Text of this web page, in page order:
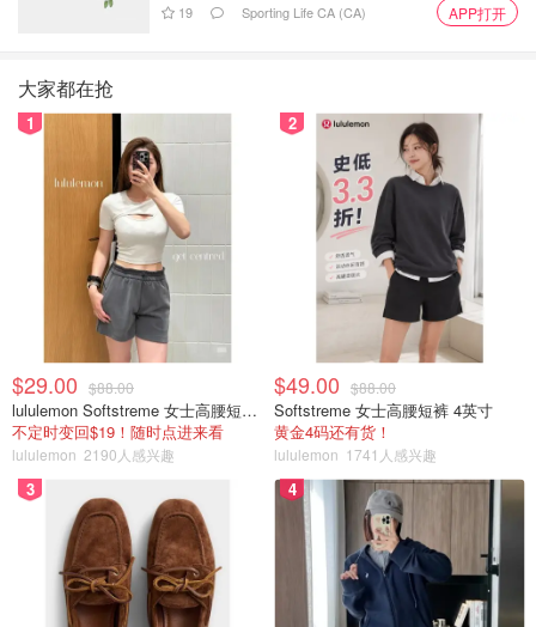
19 Sporting Life CA (CA) APP打开
大家都在抢
1
$29.00 $88.00
lululemon Softstreme 女士高腰短裤 10cm
不定时变回$19！随时点进来看
lululemon 2190人感兴趣
2
$49.00 $88.00
Softstreme 女士高腰短裤 4英寸
黄金4码还有货！
lululemon 1741人感兴趣
3 4